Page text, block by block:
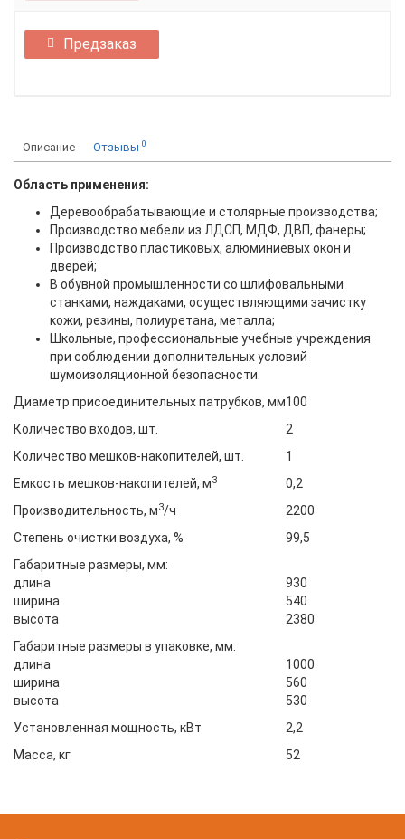
Предзаказ
Описание Отзывы 0
Область применения:
Деревообрабатывающие и столярные производства;
Производство мебели из ЛДСП, МДФ, ДВП, фанеры;
Производство пластиковых, алюминиевых окон и
дверей;
В обувной промышленности со шлифовальными
станками, наждаками, осуществляющими зачистку
кожи, резины, полиуретана, металла;
Школьные, профессиональные учебные учреждения
при соблюдении дополнительных условий
шумоизоляционной безопасности.
Диаметр присоединительных патрубков, мм100
Количество входов, шт.
2
Количество мешков-накопителей, шт.
1
Емкость мешков-накопителей, м3
0,2
Производительность, м3/ч
2200
Степень очистки воздуха, %
99,5
Габаритные размеры, мм:
длина
ширина
высота
930
540
2380
Габаритные размеры в упаковке, мм:
длина
ширина
высота
1000
560
530
Установленная мощность, кВт
2,2
Масса, кг
52